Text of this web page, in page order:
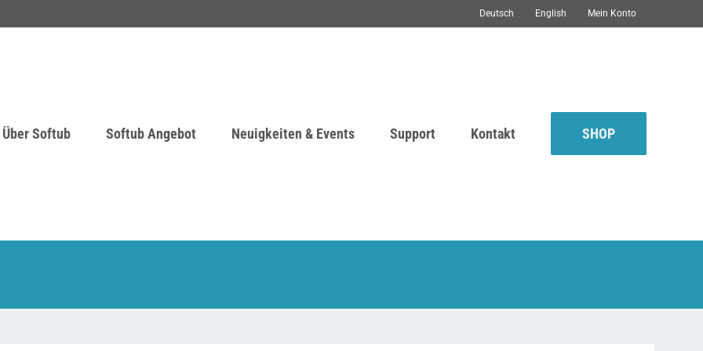
Deutsch English Mein Konto
Über Softub Softub Angebot Neuigkeiten & Events Support Kontakt SHOP